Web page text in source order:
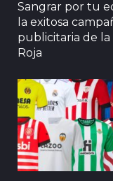
Sangrar por tu
la exitosa
publicitaria de la
Roja